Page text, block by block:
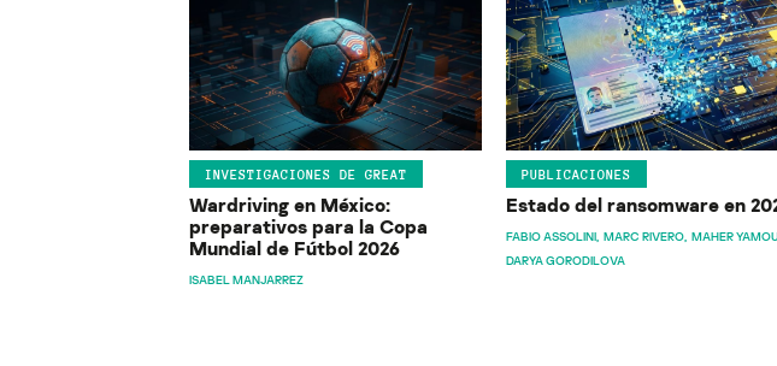
INVESTIGACIONES DE GREAT
Wardriving en México:
preparativos para la Copa
Mundial de Fútbol 2026
ISABEL MANJARREZ
PUBLICACIONES
Estado del ransomware en
FABIO ASSOLINI MARC RIVERO MAHER
DARYA GORODILOVA